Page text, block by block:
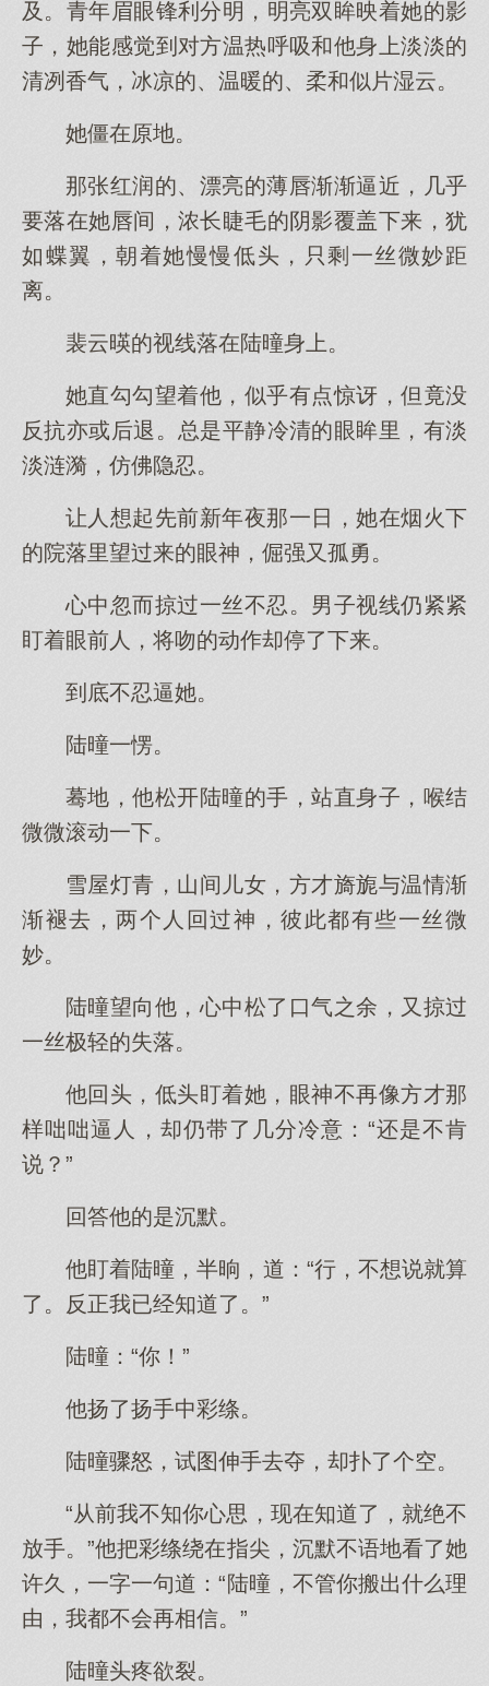
及。青年眉眼锋利分明，明亮双眸映着她的影
子，她能感觉到对方温热呼吸和他身上淡淡的
清冽香气，冰凉的、温暖的、柔和似片湿云。
她僵在原地。
那张红润的、漂亮的薄唇渐渐逼近，几乎
要落在她唇间，浓长睫毛的阴影覆盖下来，犹
如蝶翼，朝着她慢慢低头，只剩一丝微妙距
离。
裴云暎的视线落在陆曈身上。
她直勾勾望着他，似乎有点惊讶，但竟没
反抗亦或后退。总是平静冷清的眼眸里，有淡
淡涟漪，仿佛隐忍。
让人想起先前新年夜那一日，她在烟火下
的院落里望过来的眼神，倔强又孤勇。
心中忽而掠过一丝不忍。男子视线仍紧紧
盯着眼前人，将吻的动作却停了下来。
到底不忍逼她。
陆曈一愣。
蓦地，他松开陆曈的手，站直身子，喉结
微微滚动一下。
雪屋灯青，山间儿女，方才旖旎与温情渐
渐褪去，两个人回过神，彼此都有些一丝微
妙。
陆曈望向他，心中松了口气之余，又掠过
一丝极轻的失落。
他回头，低头盯着她，眼神不再像方才那
样咄咄逼人，却仍带了几分冷意：“还是不肯
说？”
回答他的是沉默。
他盯着陆曈，半晌，道：“行，不想说就算
了。反正我已经知道了。”
陆曈：“你！”
他扬了扬手中彩绦。
陆曈骤怒，试图伸手去夺，却扑了个空。
“从前我不知你心思，现在知道了，就绝不
放手。”他把彩绦绕在指尖，沉默不语地看了她
许久，一字一句道：“陆曈，不管你搬出什么理
由，我都不会再相信。”
陆曈头疼欲裂。